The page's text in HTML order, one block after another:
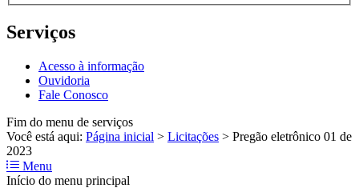
Serviços
Acesso à informação
Ouvidoria
Fale Conosco
Fim do menu de serviços
Você está aqui: Página inicial > Licitações > Pregão eletrônico 01 de
2023
Menu
Início do menu principal